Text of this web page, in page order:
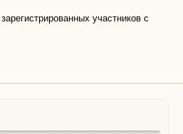
участников с